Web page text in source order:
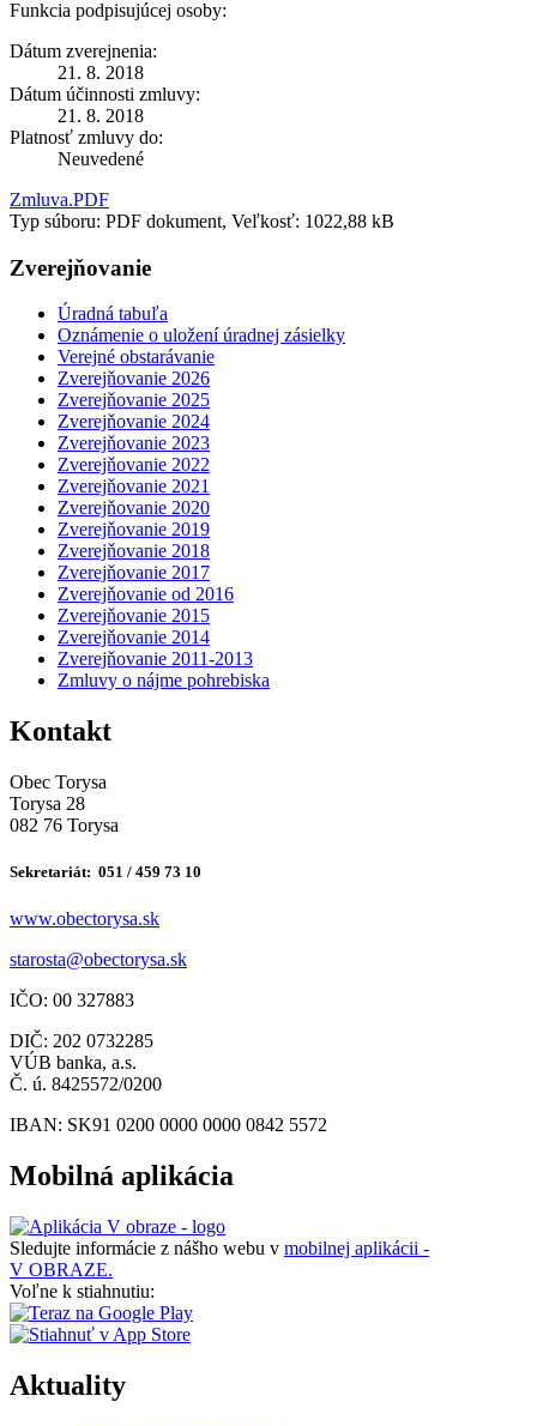
Funkcia podpisujúcej osoby:
Dátum zverejnenia:
21. 8. 2018
Dátum účinnosti zmluvy:
21. 8. 2018
Platnosť zmluvy do:
Neuvedené
Zmluva.PDF
Typ súboru: PDF dokument, Veľkosť: 1022,88 kB
Zverejňovanie
Úradná tabuľa
Oznámenie o uložení úradnej zásielky
Verejné obstarávanie
Zverejňovanie 2026
Zverejňovanie 2025
Zverejňovanie 2024
Zverejňovanie 2023
Zverejňovanie 2022
Zverejňovanie 2021
Zverejňovanie 2020
Zverejňovanie 2019
Zverejňovanie 2018
Zverejňovanie 2017
Zverejňovanie od 2016
Zverejňovanie 2015
Zverejňovanie 2014
Zverejňovanie 2011-2013
Zmluvy o nájme pohrebiska
Kontakt
Obec Torysa
Torysa 28
082 76 Torysa
Sekretariát: 051 / 459 73 10
www.obectorysa.sk
starosta@obectorysa.sk
IČO: 00 327883
DIČ: 202 0732285
VÚB banka, a.s.
Č. ú. 8425572/0200
IBAN: SK91 0200 0000 0000 0842 5572
Mobilná aplikácia
Sledujte informácie z nášho webu v mobilnej aplikácii -
V OBRAZE.
Voľne k stiahnutiu:
Aktuality